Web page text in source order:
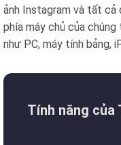
ảnh Instagram và tất
phía máy chủ của
như PC, máy tính bảng,
Tính năng của